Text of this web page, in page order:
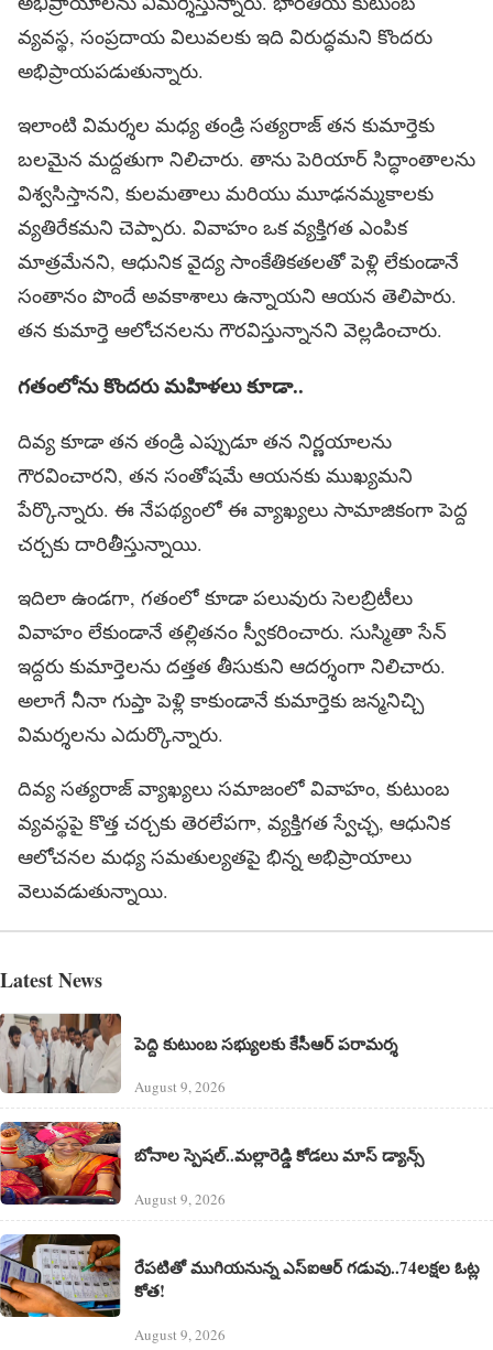
వ్యవస్థ, సంప్రదాయ విలువలకు ఇది విరుద్ధమని కొందరు
అభిప్రాయపడుతున్నారు.
ఇలాంటి విమర్శల మధ్య తండ్రి సత్యరాజ్ తన కుమార్తెకు
బలమైన మద్దతుగా నిలిచారు. తాను పెరియార్ సిద్ధాంతాలను
విశ్వసిస్తానని, కులమతాలు మరియు మూఢనమ్మకాలకు
వ్యతిరేకమని చెప్పారు. వివాహం ఒక వ్యక్తిగత ఎంపిక
మాత్రమేనని, ఆధునిక వైద్య సాంకేతికతలతో పెళ్లి లేకుండానే
సంతానం పొందే అవకాశాలు ఉన్నాయని ఆయన తెలిపారు.
తన కుమార్తె ఆలోచనలను గౌరవిస్తున్నానని వెల్లడించారు.
గ‌తంలోను కొంద‌రు మ‌హిళ‌లు కూడా..
దివ్య కూడా తన తండ్రి ఎప్పుడూ తన నిర్ణయాలను
గౌరవించారని, తన సంతోషమే ఆయనకు ముఖ్యమని
పేర్కొన్నారు. ఈ నేపథ్యంలో ఈ వ్యాఖ్యలు సామాజికంగా పెద్ద
చర్చకు దారితీస్తున్నాయి.
ఇదిలా ఉండగా, గతంలో కూడా పలువురు సెలబ్రిటీలు
వివాహం లేకుండానే తల్లితనం స్వీకరించారు. సుస్మితా సేన్
ఇద్దరు కుమార్తెలను దత్తత తీసుకుని ఆదర్శంగా నిలిచారు.
అలాగే నీనా గుప్తా పెళ్లి కాకుండానే కుమార్తెకు జన్మనిచ్చి
విమర్శలను ఎదుర్కొన్నారు.
దివ్య సత్యరాజ్ వ్యాఖ్యలు సమాజంలో వివాహం, కుటుంబ
వ్యవస్థపై కొత్త చర్చకు తెరలేపగా, వ్యక్తిగత స్వేచ్ఛ, ఆధునిక
ఆలోచనల మధ్య సమతుల్యతపై భిన్న అభిప్రాయాలు
వెలువడుతున్నాయి.
Latest News
పెద్ది కుటుంబ సభ్యులకు కేసీఆర్ పరామర్శ
August 9, 2026
బోనాల స్పెషల్..మల్లారెడ్డి కోడలు మాస్ డ్యాన్స్
August 9, 2026
రేపటితో ముగియనున్న ఎస్‌ఐఆర్ గడువు..74లక్షల ఓట్ల
కోత!
August 9, 2026